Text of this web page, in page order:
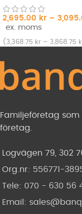
2,695.00 kr –
( 3,368.75 kr – 3,868.75
Familjeföretag
företag.
Logvägen 79, 302
Org.nr: 556771-
Tele: 070 - 630 56
Email: